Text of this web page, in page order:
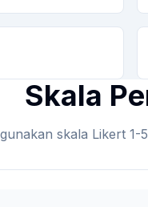
Skala
skala Likert